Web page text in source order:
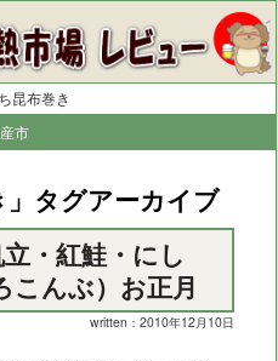
昆布巻き
市
」タグアーカイブ
・紅鮭・にし
こんぶ）お正月
written：2010年12月10日